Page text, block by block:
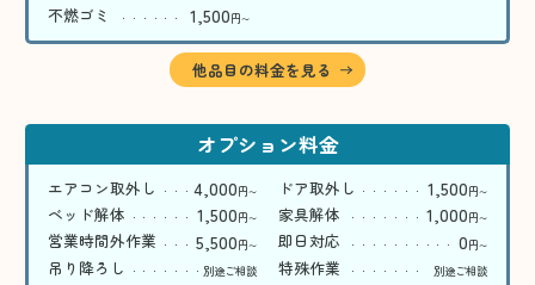
不燃ゴミ 1,500円〜
他品目の料金を見る
オプション料金
エアコン取外し 4,000円〜 ドア取外し 1,500円〜
ベッド解体 1,500円〜 家具解体 1,000円〜
営業時間外作業 5,500円〜 即日対応 0円〜
吊り降ろし 別途ご相談 特殊作業 別途ご相談